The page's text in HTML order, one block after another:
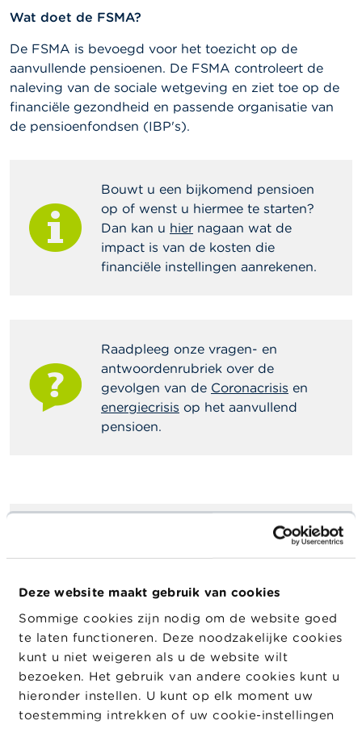
Deze website maakt gebruik van cookies
Sommige cookies zijn nodig om de website goed
te laten functioneren. Deze noodzakelijke cookies
kunt u niet weigeren als u de website wilt
bezoeken. Het gebruik van andere cookies kunt u
hieronder instellen. U kunt op elk moment uw
toestemming intrekken of uw cookie-instellingen
t
o
e
k
Wat doet de FSMA?
De FSMA is bevoegd voor het toezicht op de
aanvullende pensioenen. De FSMA controleert de
naleving van de sociale wetgeving en ziet toe op de
financiële gezondheid en passende organisatie van
de pensioenfondsen (IBP's).
Bouwt u een bijkomend pensioen
op of wenst u hiermee te starten?
Dan kan u hier nagaan wat de
impact is van de kosten die
financiële instellingen aanrekenen.
Raadpleeg onze vragen- en
antwoordenrubriek over de
gevolgen van de Coronacrisis en
energiecrisis op het aanvullend
pensioen.
C. Tijdens de loopbaan
D. Herstructurering of faillissement van de
onderneming
F. Schulden
G. Vastgoedfinanciering
H. Ontslag of SWT (brugpensioen)